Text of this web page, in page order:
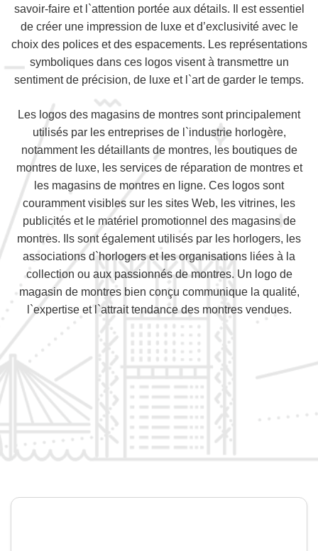
savoir-faire et l`attention portée aux détails. Il est essentiel
de créer une impression de luxe et d’exclusivité avec le
choix des polices et des espacements. Les représentations
symboliques dans ces logos visent à transmettre un
sentiment de précision, de luxe et l`art de garder le temps.
Les logos des magasins de montres sont principalement
utilisés par les entreprises de l`industrie horlogère,
notamment les détaillants de montres, les boutiques de
montres de luxe, les services de réparation de montres et
les magasins de montres en ligne. Ces logos sont
couramment visibles sur les sites Web, les vitrines, les
publicités et le matériel promotionnel des magasins de
montres. Ils sont également utilisés par les horlogers, les
associations d`horlogers et les organisations liées à la
collection ou aux passionnés de montres. Un logo de
magasin de montres bien conçu communique la qualité,
l`expertise et l`attrait tendance des montres vendues.